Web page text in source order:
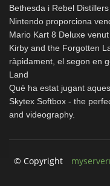
Bethesda i Rebel
Nintendo proporciona
Mario Kart 8 Deluxe
Kirby and the Forgotten
ràpidament, el segon en
Land
Què ha estat jugant
Skytex Softbox - the
and videography.
© Copyright